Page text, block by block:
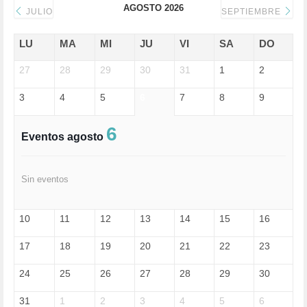
DONALD TRUMP (81)
EDGAR MORIN (1)
EMIGRACIÓN (4)
ESPECULACIÓN (2)
FELICIDAD (1)
FRANCISCO (5)
GUERRA (133)
HUMOR (1)
IA (1)
INMIGRACIÓN (144)
JULIO AGOSTO 2026 SEPTIEMBRE
LU MA MI JU VI SA DO
27 28 29 30 31 1 2
3 4 5 7 8 9
Eventos agosto 6
Sin eventos
10 11 12 13 14 15 16
17 18 19 20 21 22 23
24 25 26 27 28 29 30
31 1 2 3 4 5 6